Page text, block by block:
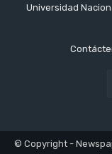
Universidad
© Copyright -